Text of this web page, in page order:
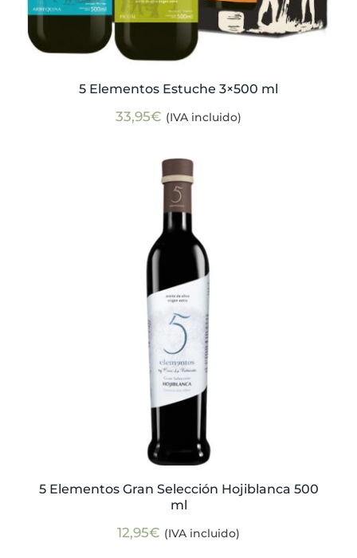
5 Elementos Estuche 3×500 ml
33,95€ (IVA incluido)
5 Elementos Gran Selección Hojiblanca 500
ml
12,95€ (IVA incluido)